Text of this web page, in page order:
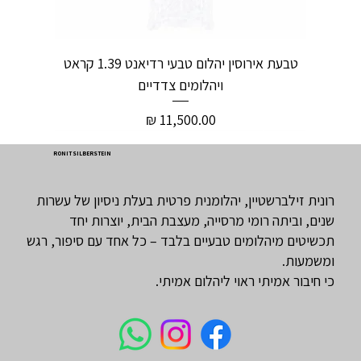
טבעת אירוסין יהלום טבעי רדיאנט 1.39 קראט
ויהלומים צדדיים
מחיר
RONIT SILBERSTEIN
רונית זילברשטיין, יהלומנית פרטית בעלת ניסיון של עשרות
שנים, וביתה רומי מרסייה, מעצבת הבית, יוצרות יחד
תכשיטים מיהלומים טבעיים בלבד – כל אחד עם סיפור, רגש
ומשמעות.
כי חיבור אמיתי ראוי ליהלום אמיתי.